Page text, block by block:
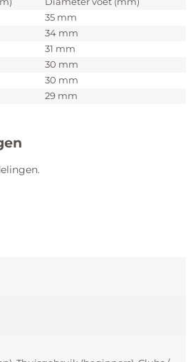
35 mm
34 mm
31 mm
30 mm
30 mm
29 mm